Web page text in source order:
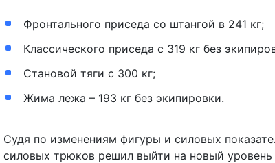
Фронтального приседа со штангой в 241 кг;
Классического приседа с 319 кг без
Становой тяги с 300 кг;
Жима лежа – 193 кг без экипировки.
Судя по изменениям фигуры и силовых
силовых трюков решил выйти на новый